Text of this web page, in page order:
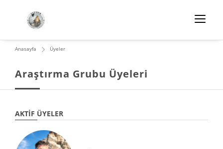
Araştırma Grubu Üyeleri
Anasayfa Üyeler
AKTIF ÜYELER